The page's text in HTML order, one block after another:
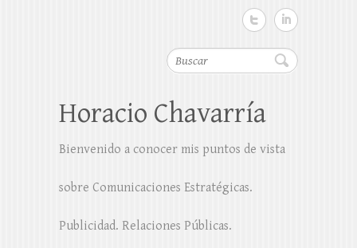
Buscar
Horacio Chavarría
Bienvenido a conocer mis puntos de vista
sobre Comunicaciones Estratégicas.
Publicidad. Relaciones Públicas.